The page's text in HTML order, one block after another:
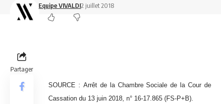
Equipe VIVALDI2 juillet 2018
Partager
SOURCE : Arrêt de la Chambre Sociale de la Cour de
Cassation du 13 juin 2018, n° 16-17.865 (FS-P+B).